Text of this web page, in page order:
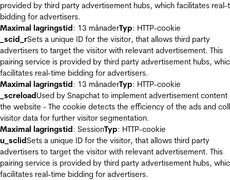
provided by third party advertisement hubs, which facilitates real-
bidding for advertisers.
Maximal lagringstid: 13 månaderTyp: HTTP-cookie
_scid_rSets a unique ID for the visitor, that allows third party
advertisers to target the visitor with relevant advertisement. This
pairing service is provided by third party advertisement hubs,
facilitates real-time bidding for advertisers.
Maximal lagringstid: 13 månaderTyp: HTTP-cookie
_screloadUsed by Snapchat to implement advertisement content
the website - The cookie detects the efficiency of the ads and
visitor data for further visitor segmentation.
Maximal lagringstid: SessionTyp: HTTP-cookie
u_sclidSets a unique ID for the visitor, that allows third party
advertisers to target the visitor with relevant advertisement. This
pairing service is provided by third party advertisement hubs,
facilitates real-time bidding for advertisers.